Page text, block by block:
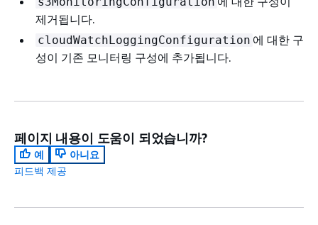
제거됩니다.
cloudWatchLoggingConfiguration 에 대한 구
성이 기존 모니터링 구성에 추가됩니다.
페이지 내용이 도움이 되었습니까?
예
아니요
피드백 제공